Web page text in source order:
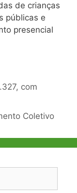
de crianças
públicas e
presencial
com
Coletivo